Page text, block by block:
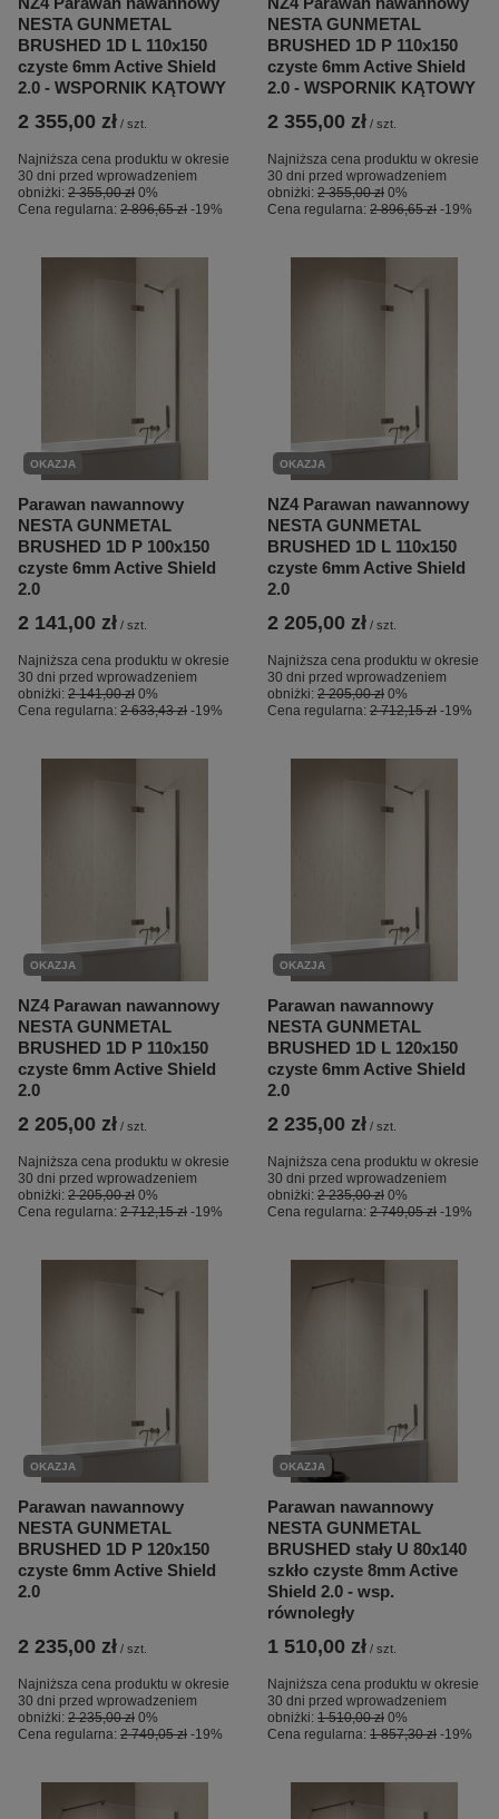
NESTA GUNMETAL
BRUSHED 1D L 110x150
czyste 6mm Active Shield
2.0 - WSPORNIK KĄTOWY
2 355,00 zł / szt.
Najniższa cena produktu w okresie
30 dni przed wprowadzeniem
obniżki: 2 355,00 zł 0%
Cena regularna: 2 896,65 zł -19%
NESTA GUNMETAL
BRUSHED 1D P 110x150
czyste 6mm Active Shield
2.0 - WSPORNIK KĄTOWY
2 355,00 zł / szt.
Najniższa cena produktu w okresie
30 dni przed wprowadzeniem
obniżki: 2 355,00 zł 0%
Cena regularna: 2 896,65 zł -19%
OKAZJA
Parawan nawannowy
NESTA GUNMETAL
BRUSHED 1D P 100x150
czyste 6mm Active Shield
2.0
2 141,00 zł / szt.
Najniższa cena produktu w okresie
30 dni przed wprowadzeniem
obniżki: 2 141,00 zł 0%
Cena regularna: 2 633,43 zł -19%
OKAZJA
NZ4 Parawan nawannowy
NESTA GUNMETAL
BRUSHED 1D L 110x150
czyste 6mm Active Shield
2.0
2 205,00 zł / szt.
Najniższa cena produktu w okresie
30 dni przed wprowadzeniem
obniżki: 2 205,00 zł 0%
Cena regularna: 2 712,15 zł -19%
OKAZJA
NZ4 Parawan nawannowy
NESTA GUNMETAL
BRUSHED 1D P 110x150
czyste 6mm Active Shield
2.0
2 205,00 zł / szt.
Najniższa cena produktu w okresie
30 dni przed wprowadzeniem
obniżki: 2 205,00 zł 0%
Cena regularna: 2 712,15 zł -19%
OKAZJA
Parawan nawannowy
NESTA GUNMETAL
BRUSHED 1D L 120x150
czyste 6mm Active Shield
2.0
2 235,00 zł / szt.
Najniższa cena produktu w okresie
30 dni przed wprowadzeniem
obniżki: 2 235,00 zł 0%
Cena regularna: 2 749,05 zł -19%
OKAZJA
Parawan nawannowy
NESTA GUNMETAL
BRUSHED 1D P 120x150
czyste 6mm Active Shield
2.0
2 235,00 zł / szt.
Najniższa cena produktu w okresie
30 dni przed wprowadzeniem
obniżki: 2 235,00 zł 0%
Cena regularna: 2 749,05 zł -19%
OKAZJA
Parawan nawannowy
NESTA GUNMETAL
BRUSHED stały U 80x140
szkło czyste 8mm Active
Shield 2.0 - wsp.
równoległy
1 510,00 zł / szt.
Najniższa cena produktu w okresie
30 dni przed wprowadzeniem
obniżki: 1 510,00 zł 0%
Cena regularna: 1 857,30 zł -19%